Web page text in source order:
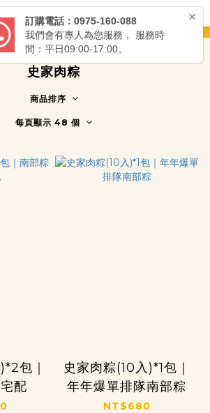
next
史家肉粽
商品排序
每頁顯示 48 個
包｜
配
史家肉粽(10入)*1包｜
年年爆單排隊南部粽
NT$680